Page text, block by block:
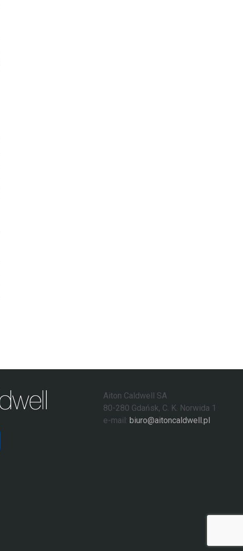
Aiton Caldwell SA
80-280 Gdańsk, C. K. Norwida 1
e-mail: biuro@aitoncaldwell.pl